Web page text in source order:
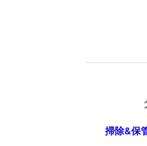
掃除&保